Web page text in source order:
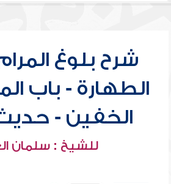
شرح بلوغ
الطهارة - باب
الخفين - حديث 69-
للشيخ : سلمان